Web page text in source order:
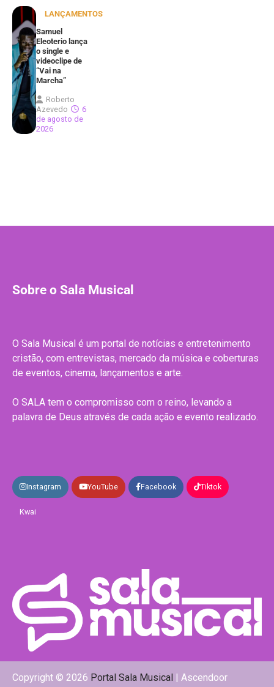
LANÇAMENTOS
Samuel
Eleoterio lança
o single e
videoclipe de
“Vai na
Marcha”
Roberto
Azevedo
6
de agosto de
2026
Sobre o Sala Musical
O Sala Musical é um portal de notícias e entretenimento
cristão, com entrevistas, mercado da música e coberturas
de eventos, cinema, lançamentos e arte.
O SALA tem o compromisso com o reino, levando a
palavra de Deus através de cada ação e evento realizado.
Instagram YouTube Facebook Tiktok
Kwai
Copyright © 2026 Portal Sala Musical | Ascendoor